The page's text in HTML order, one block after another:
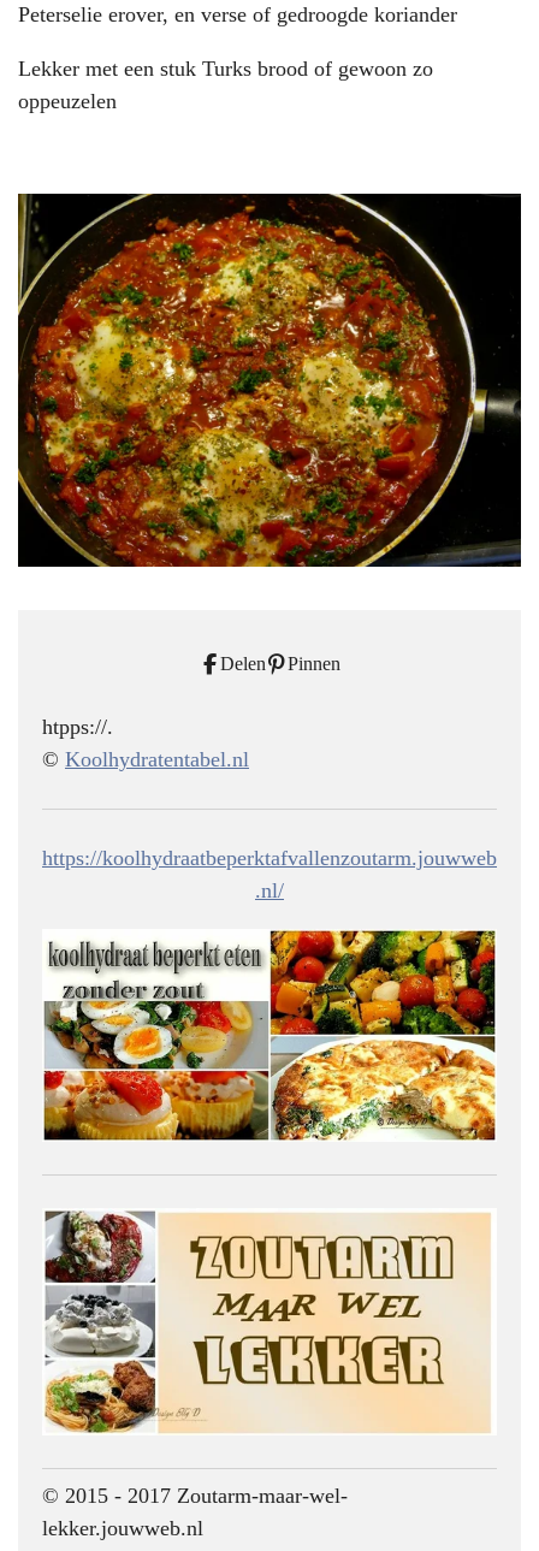
Peterselie erover, en verse of gedroogde koriander
Lekker met een stuk Turks brood of gewoon zo
oppeuzelen
Delen Pinnen
htpps://.
© Koolhydratentabel.nl
https://koolhydraatbeperktafvallenzoutarm.jouwweb
.nl/
© 2015 - 2017 Zoutarm-maar-wel-
lekker.jouwweb.nl